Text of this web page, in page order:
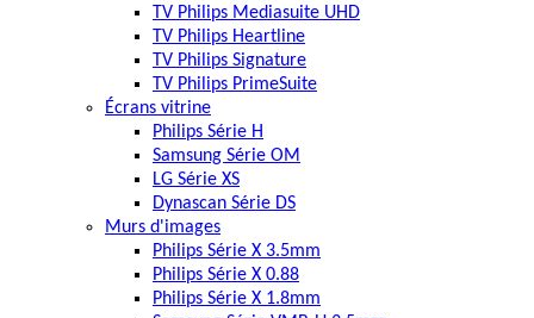
TV Philips Mediasuite UHD
TV Philips Heartline
TV Philips Signature
TV Philips PrimeSuite
Écrans vitrine
Philips Série H
Samsung Série OM
LG Série XS
Dynascan Série DS
Murs d'images
Philips Série X 3.5mm
Philips Série X 0.88
Philips Série X 1.8mm